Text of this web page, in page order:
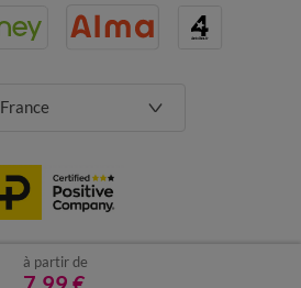
à partir de
France
Données personnelles